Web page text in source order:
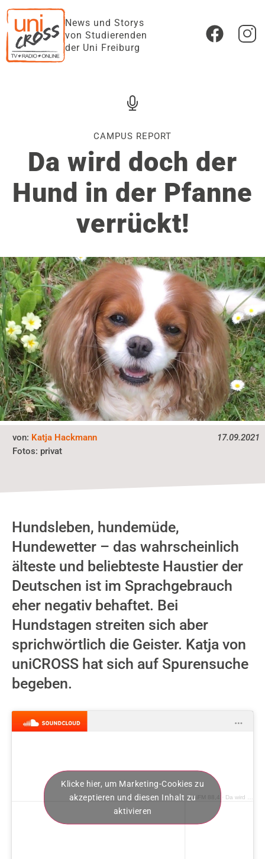
News und Storys
von Studierenden
der Uni Freiburg
CAMPUS REPORT
Da wird doch der
Hund in der Pfanne
verrückt!
17.09.2021
von: Katja Hackmann
Fotos: privat
Hundsleben, hundemüde,
Hundewetter – das wahrscheinlich
älteste und beliebteste Haustier der
Deutschen ist im Sprachgebrauch
eher negativ behaftet. Bei
Hundstagen streiten sich aber
sprichwörtlich die Geister. Katja von
uniCROSS hat sich auf Spurensuche
begeben.
uniFM 88,4 · Da wird doch der Hund in der Pfanne verrückt!
Klicke hier, um Marketing-Cookies zu
akzeptieren und diesen Inhalt zu
aktivieren